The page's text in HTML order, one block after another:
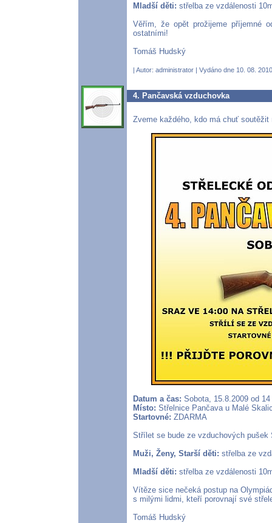
Mladší děti: střelba ze vzdálenosti
Věřím, že opět prožijeme příjemné
ostatními!
Tomáš Hudský
| Autor: administrator | Vydáno dne 10. 08.
4. Pančavská vzduchovka
Zveme každého, kdo má chuť
Datum a čas: Sobota, 15.8.2009 od 14
Místo: Střelnice Pančava u Malé
Startovné: ZDARMA
Střílet se bude ze vzduchových
Muži, Ženy, Starší děti: střelba ze
Mladší děti: střelba ze vzdálenosti
Vítěze sice nečeká postup na
s milými lidmi, kteří porovnají své
Tomáš Hudský